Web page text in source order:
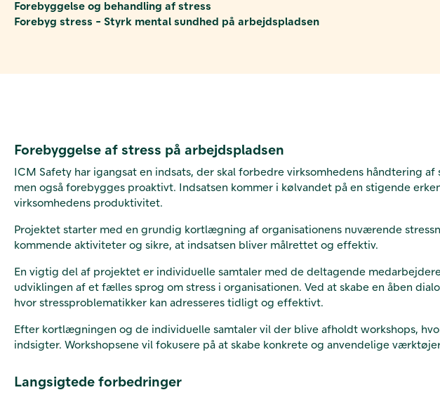
Forebyggelse og behandling af stress
Forebyg stress - Styrk mental sundhed på arbejdspladsen
Forebyggelse af stress på arbejdspladsen
ICM Safety har igangsat en indsats, der skal forbedre virksomhedens håndtering
men også forebygges proaktivt. Indsatsen kommer i kølvandet på en stigende
virksomhedens produktivitet.
Projektet starter med en grundig kortlægning af organisationens nuværende
kommende aktiviteter og sikre, at indsatsen bliver målrettet og effektiv.
En vigtig del af projektet er individuelle samtaler med de deltagende
udviklingen af et fælles sprog om stress i organisationen. Ved at skabe en åben
hvor stressproblematikker kan adresseres tidligt og effektivt.
Efter kortlægningen og de individuelle samtaler vil der blive afholdt workshops,
indsigter. Workshopsene vil fokusere på at skabe konkrete og anvendelige
Langsigtede forbedringer